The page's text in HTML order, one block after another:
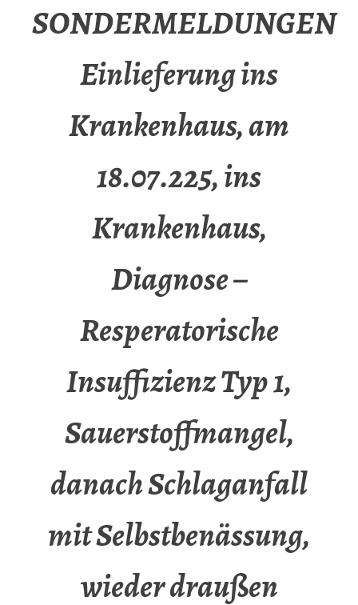
SONDERMELDUNGEN
Einlieferung ins
Krankenhaus, am
18.07.225, ins
Krankenhaus,
Diagnose –
Resperatorische
Insuffizienz Typ 1,
Sauerstoffmangel,
danach Schlaganfall
mit Selbstbenässung,
wieder draußen